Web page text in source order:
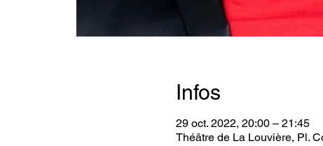
Infos
29 oct. 2022, 20:00 – 21:45
Théâtre de La Louvière, Pl.